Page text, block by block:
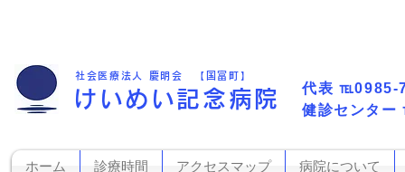
​健診センター
社会医療法人 慶明会 【国富町】
けいめい記念病院 代表​ ℡0985-
ホーム 診療時間 アクセスマップ 病院について